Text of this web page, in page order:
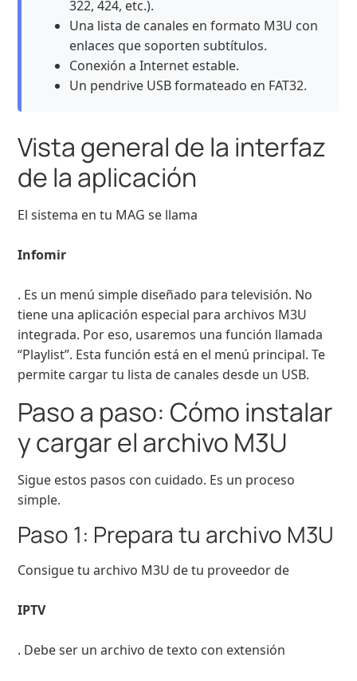
322, 424, etc.).
Una lista de canales en formato M3U con
enlaces que soporten subtítulos.
Conexión a Internet estable.
Un pendrive USB formateado en FAT32.
Vista general de la interfaz
de la aplicación
El sistema en tu MAG se llama
Infomir
. Es un menú simple diseñado para televisión. No
tiene una aplicación especial para archivos M3U
integrada. Por eso, usaremos una función llamada
“Playlist”. Esta función está en el menú principal. Te
permite cargar tu lista de canales desde un USB.
Paso a paso: Cómo instalar
y cargar el archivo M3U
Sigue estos pasos con cuidado. Es un proceso
simple.
Paso 1: Prepara tu archivo M3U
Consigue tu archivo M3U de tu proveedor de
IPTV
. Debe ser un archivo de texto con extensión